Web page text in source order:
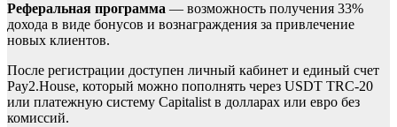
Реферальная программа — возможность получения 33%
дохода в виде бонусов и вознаграждения за привлечение
новых клиентов.
После регистрации доступен личный кабинет и единый счет
Pay2.House, который можно пополнять через USDT TRC-20
или платежную систему Capitalist в долларах или евро без
комиссий.